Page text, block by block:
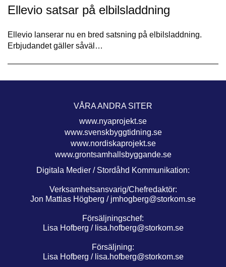
Ellevio satsar på elbilsladdning
Ellevio lanserar nu en bred satsning på elbilsladdning.
Erbjudandet gäller såväl…
VÅRA ANDRA SITER
www.nyaprojekt.se
www.svenskbyggtidning.se
www.nordiskaprojekt.se
www.grontsamhallsbyggande.se
Digitala Medier / Stordåhd Kommunikation:
Verksamhetsansvarig/Chefredaktör:
Jon Mattias Högberg / jmhogberg@storkom.se
Försäljningschef:
Lisa Hofberg / lisa.hofberg@storkom.se
Försäljning:
Lisa Hofberg / lisa.hofberg@storkom.se